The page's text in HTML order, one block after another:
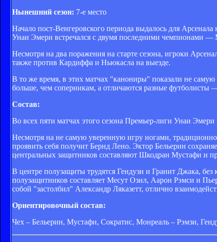
Нынешний сезон: 7-е место
Начало пост-Венгеровского периода выдалось для
Унаи Эмери встречался с двумя последними чемпионами —
Несмотря на два поражения на старте сезона, игроки
также против Кардиффа и Ньюкасла на выезде.
В то же время, в этих матчах "канониры" показали не
больше, чем соперникам, а отличаются разные футболисты
Состав:
Во всех пяти матчах этого сезона Премьер-лиги Унаи
Несмотря на не самую уверенную игру ногами,
проявить себя получит Бернд Лено. Эктор Бельерин
центральных защитников составляют Шкодран Мустафи и
В центре полузащиты трудятся Гендузи и Гранит Джака,
полузащитников составляет Месут Озил, Аарон Рэмси и
собой "застолбил" Александр Ляказетт, отлично
Ориентировочный состав:
Чех – Бельерин, Мустафи, Сократис, Монреаль – Рэмзи,